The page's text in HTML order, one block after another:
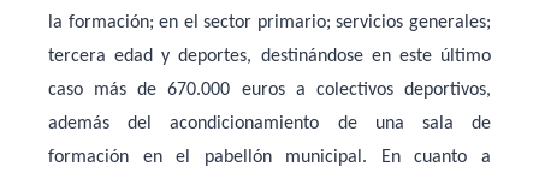
la formación; en el sector primario; servicios generales;
tercera edad y deportes, destinándose en este último
caso más de 670.000 euros a colectivos deportivos,
además del acondicionamiento de una sala de
formación en el pabellón municipal. En cuanto a